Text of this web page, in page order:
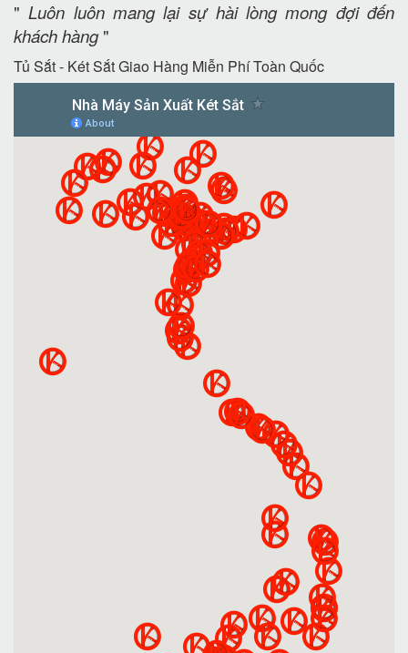
"Luôn luôn mang lại sự hài lòng mong đợi đến
khách hàng"
Tủ Sắt - Két Sắt Giao Hàng Miễn Phí Toàn Quốc